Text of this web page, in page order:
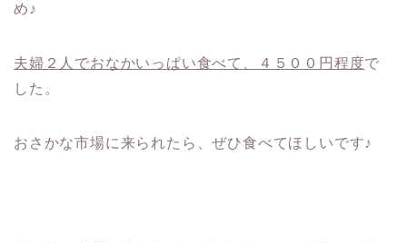
め♪
夫婦２人でおなかいっぱい食べて、４５００円程度で
した。
おさかな市場に来られたら、ぜひ食べてほしいです♪